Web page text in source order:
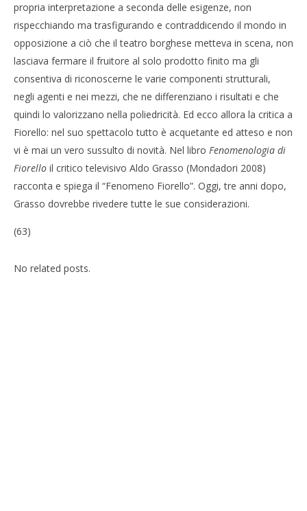
propria interpretazione a seconda delle esigenze, non
rispecchiando ma trasfigurando e contraddicendo il mondo in
opposizione a ciò che il teatro borghese metteva in scena, non
lasciava fermare il fruitore al solo prodotto finito ma gli
consentiva di riconoscerne le varie componenti strutturali,
negli agenti e nei mezzi, che ne differenziano i risultati e che
quindi lo valorizzano nella poliedricità. Ed ecco allora la critica a
Fiorello: nel suo spettacolo tutto è acquetante ed atteso e non
vi è mai un vero sussulto di novità. Nel libro Fenomenologia di
Fiorello il critico televisivo Aldo Grasso (Mondadori 2008)
racconta e spiega il “Fenomeno Fiorello”. Oggi, tre anni dopo,
Grasso dovrebbe rivedere tutte le sue considerazioni.
(63)
No related posts.